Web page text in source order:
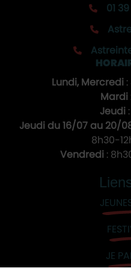
01
Lundi, Mercredi :
Mardi
Jeudi
Jeudi du 16/07 au 20/
8h30-
Vendredi:
JE